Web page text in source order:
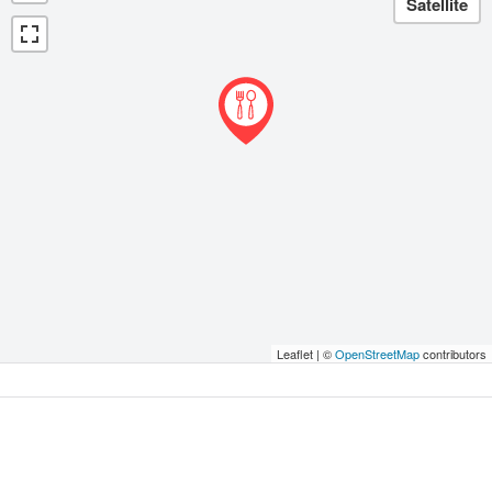
Leaflet | ©OpenStreetMapcontributors